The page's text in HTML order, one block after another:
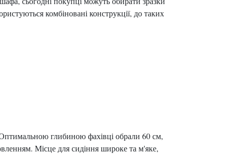
комбіновані конструкції, до таких
глибиною фахівці обрали 60 см,
Місце для сидіння широке та м'яке,